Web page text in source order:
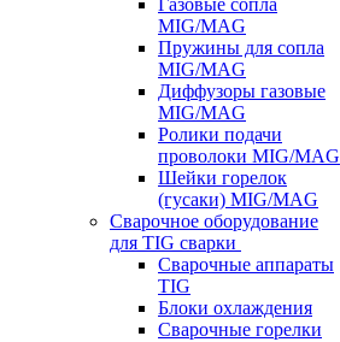
Газовые сопла
MIG/MAG
Пружины для сопла
MIG/MAG
Диффузоры газовые
MIG/MAG
Ролики подачи
проволоки MIG/MAG
Шейки горелок
(гусаки) MIG/MAG
Сварочное оборудование
для TIG сварки
Сварочные аппараты
TIG
Блоки охлаждения
Сварочные горелки